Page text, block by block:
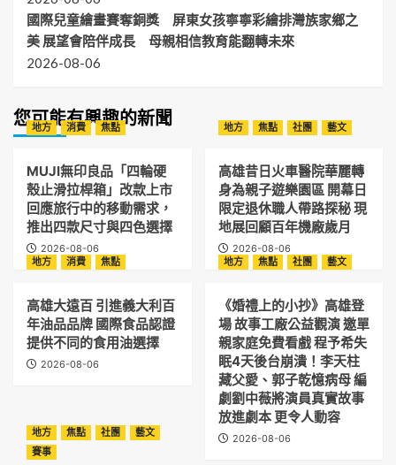
國際兒童繪畫賽奪銅獎 屏東女孩寧寧彩繪排灣族家鄉之
美 展望會陪伴成長 母親相信教育能翻轉未來
2026-08-06
您可能有興趣的新聞
地方 消費 焦點
MUJI無印良品「四輪硬
殼止滑拉桿箱」改款上市
回應旅行中的移動需求，
推出四款尺寸與四色選擇
2026-08-06
地方 焦點 社團 藝文
高雄昔日火車醫院華麗轉
身為親子遊樂園區 開幕日
限定退休職人帶路探秘 現
地展回顧百年機廠歲月
2026-08-06
地方
消費 焦點
高雄大遠百 引進義大利百
年油品品牌 國際食品認證
提供不同的食用油選擇
2026-08-06
地方 焦點 社團 藝文
《婚禮上的小抄》高雄登
場 故事工廠公益觀演 邀單
親家庭免費看戲 程予希失
眠4天後台崩潰！李天柱
藏父愛、郭子乾憶病母 編
劇劉中薇將演員真實故事
放進劇本 更令人動容
2026-08-06
地方 焦點 社團
藝文
賽事